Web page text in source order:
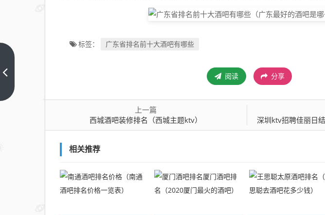
标签： 广东省排名前十大酒吧有哪些
阅读 分享
上一篇
西城酒吧装修排名（西城主题ktv） 深圳ktv招聘佳丽日结
相关推荐